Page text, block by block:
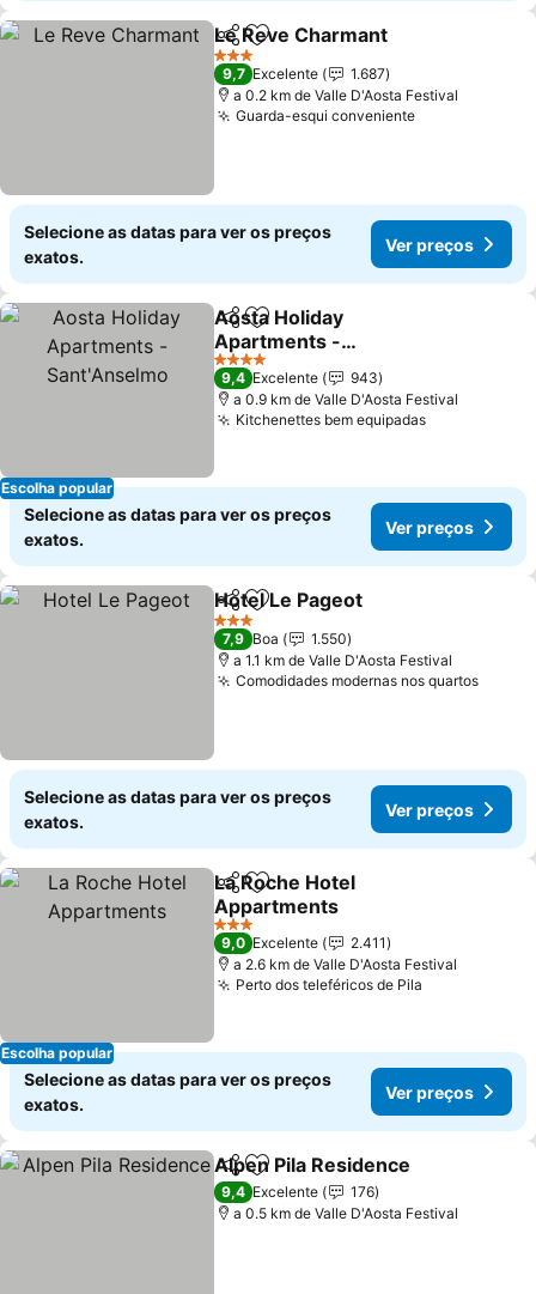
PartilharAdicionar aos favoritos
Le Reve Charmant
3 Estrelas
9,7 Excelente
1.687
a 0.2 km de Valle D'Aosta Festival
Guarda-esqui convenienteVer preços
Selecione as datas para ver os preços
exatos.
Ver preços
Escolha popular
PartilharAdicionar aos favoritos
Aosta Holiday
Apartments -
Sant'Anselmo
Ver preços
4 Estrelas
9,4 Excelente
943
a 0.9 km de Valle D'Aosta Festival
Kitchenettes bem equipadasVer preços
Selecione as datas para ver os preços
exatos.
Ver preços
PartilharAdicionar aos favoritos
Hotel Le Pageot
3 Estrelas
7,9 Boa
1.550
a 1.1 km de Valle D'Aosta Festival
Comodidades modernas nos quartosVer
Selecione as datas para ver os preços
exatos.
Ver preços
Escolha popular
PartilharAdicionar aos favoritos
La Roche Hotel
Appartments
Ver preços
3 Estrelas
9,0 Excelente
2.411
a 2.6 km de Valle D'Aosta Festival
Perto dos teleféricos de Pila
Selecione as datas para ver os preços
exatos.
Ver preços
PartilharAdicionar aos favoritos
Alpen Pila Residence
9,4 Excelente
176
a 0.5 km de Valle D'Aosta Festival